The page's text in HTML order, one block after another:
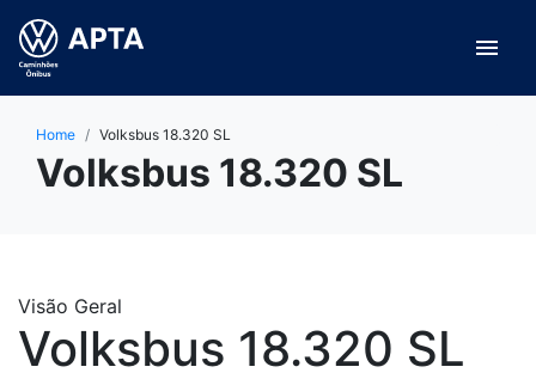
menu
Home Volksbus 18.320 SL
Volksbus 18.320 SL
Visão Geral
Volksbus 18.320 SL